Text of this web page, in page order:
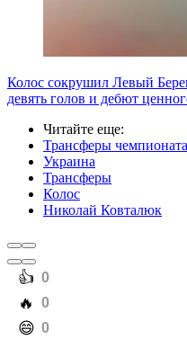
Колос сокрушил Левый
девять голов и дебют
Читайте еще:
Трансферы
Украина
Трансферы
Колос
Николай Ковталюк
️👍 0
️🔥 0
️😄 0